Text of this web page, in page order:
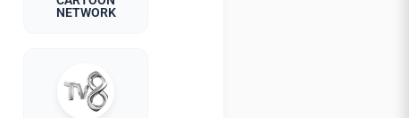
NETWORK